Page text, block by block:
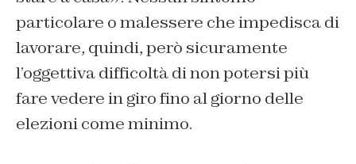
particolare o malessere che impedisca di
lavorare, quindi, però sicuramente
l’oggettiva difficoltà di non potersi più
fare vedere in giro fino al giorno delle
elezioni come minimo.